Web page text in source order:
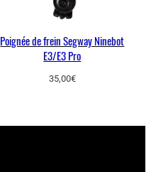
Poignée de frein Segway Ninebot
E3/E3 Pro
35,00€